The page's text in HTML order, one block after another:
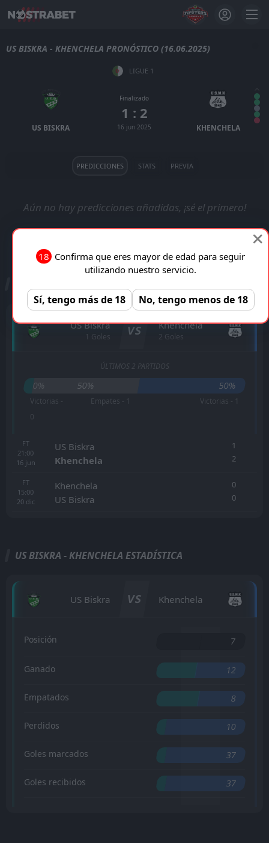
US BISKRA - KHENCHELA PRONÓSTICO (16.06.2025)
LIGUE 1
US BISKRA
Finalizado
1 : 2
16 jun 2025 KHENCHELA
PREDICCIONES STATS PREVIA
Aún no hay predicciones añadidas, ¡sé el primero!
US Biskra
1 Goles VS Khenchela
2 Goles
ÚLTIMOS 2 PARTIDOS
0% 50% 50%
Victorias -
0
Empates - 1 Victorias - 1
FT
21:00
16 jun
US Biskra
Khenchela
1
2
FT
15:00
20 dic
Khenchela
US Biskra
0
0
US BISKRA - KHENCHELA ESTADÍSTICA
US Biskra VS Khenchela
Posición 7
Ganado 12
Empatados 8
Perdidos 10
Goles marcados 37
Goles recibidos 37
18 Confirma que eres mayor de edad para seguir
utilizando nuestro servicio.
Sí, tengo más de 18 No, tengo menos de 18